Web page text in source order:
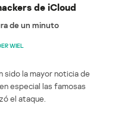
de iCloud
de un minuto
WIEL
la mayor noticia de
especial las famosas
el ataque.